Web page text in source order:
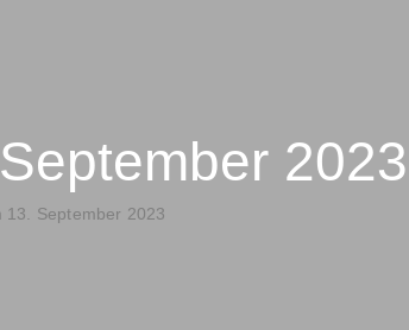
2023
13. September 2023